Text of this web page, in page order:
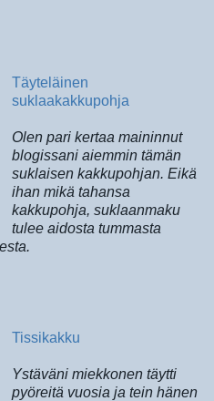
Täyteläinen
suklaakakkupohja
Olen pari kertaa maininnut
blogissani aiemmin tämän
suklaisen kakkupohjan. Eikä
ihan mikä tahansa
kakkupohja, suklaanmaku
tulee aidosta tummasta
Tissikakku
Ystäväni miekkonen täytti
pyöreitä vuosia ja tein hänen